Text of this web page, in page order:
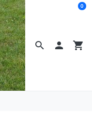
search  shopping_cart
0